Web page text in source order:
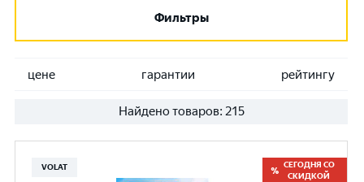
Фильтры
цене гарантии рейтингу
Найдено товаров: 215
VOLAT
СЕГОДНЯ СО
СКИДКОЙ